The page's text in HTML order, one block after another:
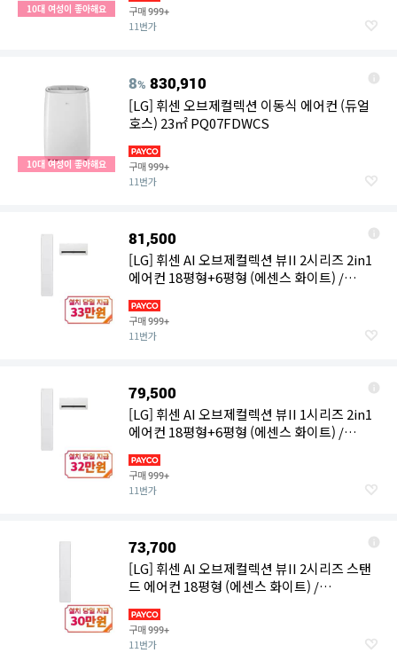
10대 여성이 좋아해요 구매999+
11번가
10대 여성이 좋아해요
8% 830,910
[LG] 휘센 오브제컬렉션 이동식 에어컨 (듀얼
호스) 23㎡ PQ07FDWCS
구매999+
11번가
81,500
[LG] 휘센 AI 오브제컬렉션 뷰II 2시리즈 2in1
에어컨 18평형+6평형 (에센스 화이트) /
구매999+
11번가
79,500
[LG] 휘센 AI 오브제컬렉션 뷰II 1시리즈 2in1
에어컨 18평형+6평형 (에센스 화이트) /
구매999+
11번가
73,700
[LG] 휘센 AI 오브제컬렉션 뷰II 2시리즈 스탠
드 에어컨 18평형 (에센스 화이트) /
구매999+
11번가